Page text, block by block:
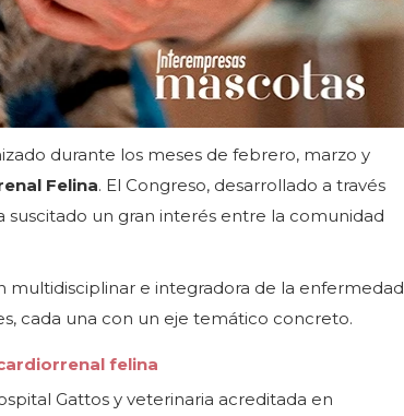
durante los meses de febrero, marzo y
Felina. El Congreso, desarrollado a través
suscitado un gran interés entre la comunidad
multidisciplinar e integradora de la enfermedad
cada una con un eje temático concreto.
felina
Gattos y veterinaria acreditada en